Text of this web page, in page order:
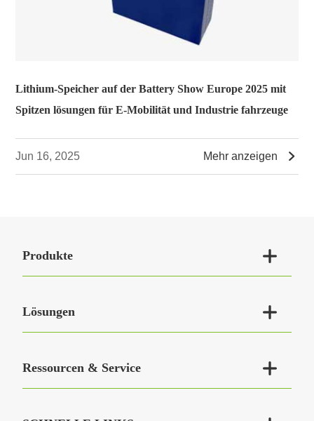
Lithium-Speicher auf der Battery Show Europe 2025 mit
Spitzen lösungen für E-Mobilität und Industrie fahrzeuge
Jun 16, 2025 Mehr anzeigen 
Produkte 
Lösungen 
Ressourcen & Service 